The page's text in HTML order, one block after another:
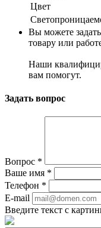
Цвет
Вы можете
товару или
Наши
вам помогут.
Задать вопрос
Вопрос *
Ваше имя *
Телефон *
E-mail
Введите текст с